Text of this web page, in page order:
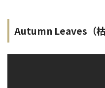
Autumn Leaves（枯